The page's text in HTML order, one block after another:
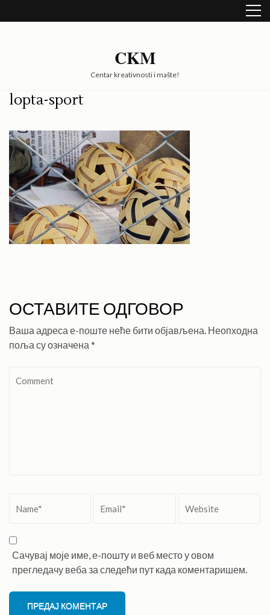
to
CKM
Centar kreativnosti i mašte!
lopta-sport
ОСТАВИТЕ ОДГОВОР
Ваша адреса е-поште неће бити објављена. Неопходна
поља су означена *
Сачувај моје име, е-пошту и веб место у овом
прегледачу веба за следећи пут када коментаришем.